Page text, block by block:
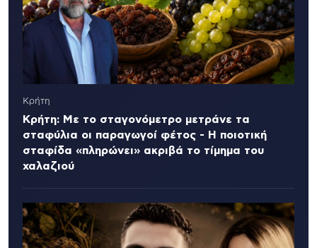
Κρήτη
Κρήτη: Με το σταγονόμετρο μετράνε τα
σταφύλια οι παραγωγοί φέτος - Η ποιοτική
σταφίδα «πληρώνει» ακριβά το τίμημα του
χαλαζιού